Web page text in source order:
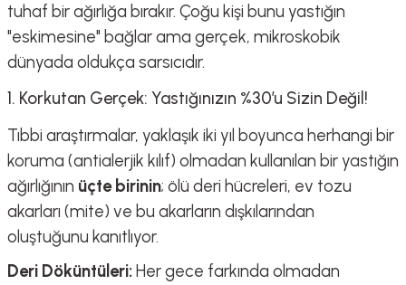
tuhaf bir ağırlığa bırakır. Çoğu kişi bunu yastığın
"eskimesine" bağlar ama gerçek, mikroskobik
dünyada oldukça sarsıcıdır.
1. Korkutan Gerçek: Yastığınızın %30’u Sizin Değil!
Tıbbi araştırmalar, yaklaşık iki yıl boyunca herhangi bir
koruma (antialerjik kılıf) olmadan kullanılan bir yastığın
ağırlığının üçte birinin; ölü deri hücreleri, ev tozu
akarları (mite) ve bu akarların dışkılarından
oluştuğunu kanıtlıyor.
Deri Döküntüleri:Her gece farkında olmadan